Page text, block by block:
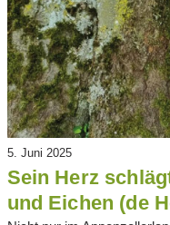
5. Juni 2025
Sein Herz
und Eichen (de